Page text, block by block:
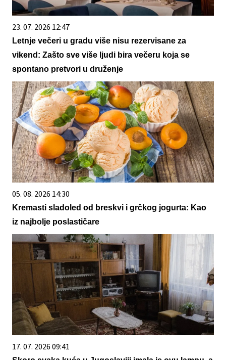
23. 07. 2026 12:47
Letnje večeri u gradu više nisu rezervisane za
vikend: Zašto sve više ljudi bira večeru koja se
spontano pretvori u druženje
05. 08. 2026 14:30
Kremasti sladoled od breskvi i grčkog jogurta: Kao
iz najbolje poslastičare
17. 07. 2026 09:41